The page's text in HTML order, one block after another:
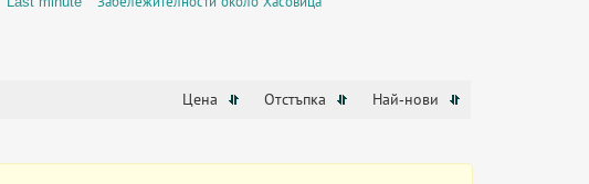
Цена Отстъпка Най-нови